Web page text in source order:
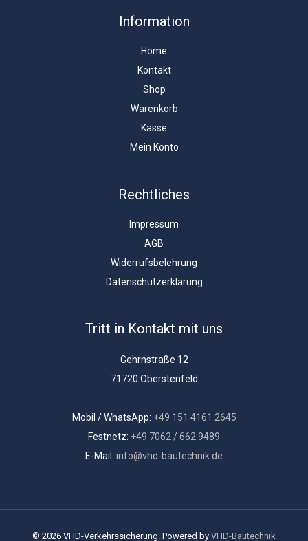
Information
Home
Kontakt
Shop
Warenkorb
Kasse
Mein Konto
Rechtliches
Impressum
AGB
Widerrufsbelehrung
Datenschutzerklärung
Tritt in Kontakt mit uns
Gehrnstraße 12
71720 Oberstenfeld
Mobil / WhatsApp: +49 151 4161 2645
Festnetz: +49 7062 / 662 9489
E-Mail: info@vhd-bautechnik.de
© 2026 VHD-Verkehrssicherung. Powered by VHD-Bautechnik